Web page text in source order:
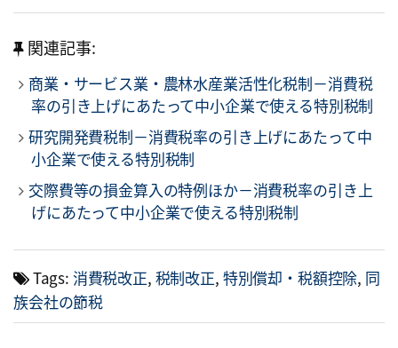
関連記事:
商業・サービス業・農林水産業活性化税制－消費税
率の引き上げにあたって中小企業で使える特別税制
研究開発費税制－消費税率の引き上げにあたって中
小企業で使える特別税制
交際費等の損金算入の特例ほか－消費税率の引き上
げにあたって中小企業で使える特別税制
Tags: 消費税改正, 税制改正, 特別償却・税額控除, 同
族会社の節税